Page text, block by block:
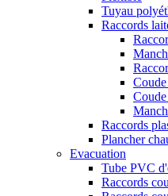
Tuyau
Raccords
Raccords
Plancher
Evacuation
Tube PVC
Raccords